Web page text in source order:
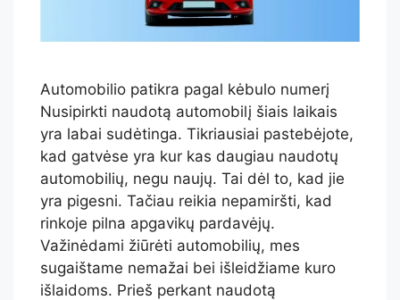
Automobilio patikra pagal kėbulo numerį
Nusipirkti naudotą automobilį šiais laikais
yra labai sudėtinga. Tikriausiai pastebėjote,
kad gatvėse yra kur kas daugiau naudotų
automobilių, negu naujų. Tai dėl to, kad jie
yra pigesni. Tačiau reikia nepamiršti, kad
rinkoje pilna apgavikų pardavėjų.
Važinėdami žiūrėti automobilių, mes
sugaištame nemažai bei išleidžiame kuro
išlaidoms. Prieš perkant naudotą